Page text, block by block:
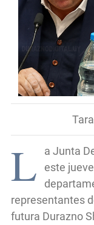
L
a Junta
este
representantes
futura Durazno